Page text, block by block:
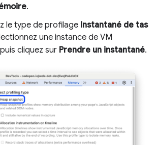
.
le type de profilage Instantané de tas
une instance de VM
cliquez sur Prendre un instantané.